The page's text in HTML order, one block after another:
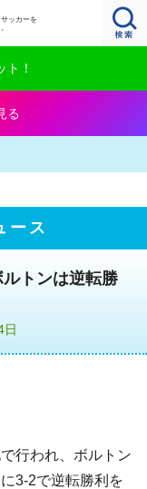
ッカーを
！
る
ース
ルトンは逆転勝
行われ、ボルトン
3-2で逆転勝利を